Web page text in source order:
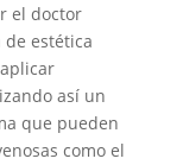
el doctor
de estética
así un
que pueden
como el